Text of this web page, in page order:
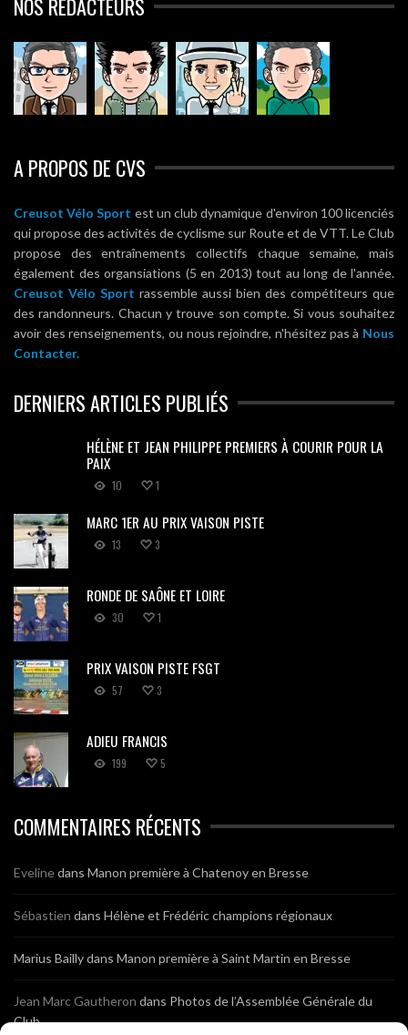
NOS RÉDACTEURS
A PROPOS DE CVS
Creusot Vélo Sport est un club dynamique d'environ 100 licenciés
qui propose des activités de cyclisme sur Route et de VTT. Le Club
propose des entraînements collectifs chaque semaine, mais
également des organsiations (5 en 2013) tout au long de l'année.
Creusot Vélo Sport rassemble aussi bien des compétiteurs que
des randonneurs. Chacun y trouve son compte. Si vous souhaitez
avoir des renseignements, ou nous rejoindre, n'hésitez pas à Nous
Contacter.
DERNIERS ARTICLES PUBLIÉS
HÉLÈNE ET JEAN PHILIPPE PREMIERS À COURIR POUR LA
PAIX
10 1
MARC 1ER AU PRIX VAISON PISTE
13 3
RONDE DE SAÔNE ET LOIRE
30 1
PRIX VAISON PISTE FSGT
57 3
ADIEU FRANCIS
199 5
COMMENTAIRES RÉCENTS
Evelinedans Manon première à Chatenoy en Bresse
Sébastien dans Hélène et Frédéric champions régionaux
Marius Baillydans Manon première à Saint Martin en Bresse
Jean Marc Gautheron dans Photos de l’Assemblée Générale du
Club